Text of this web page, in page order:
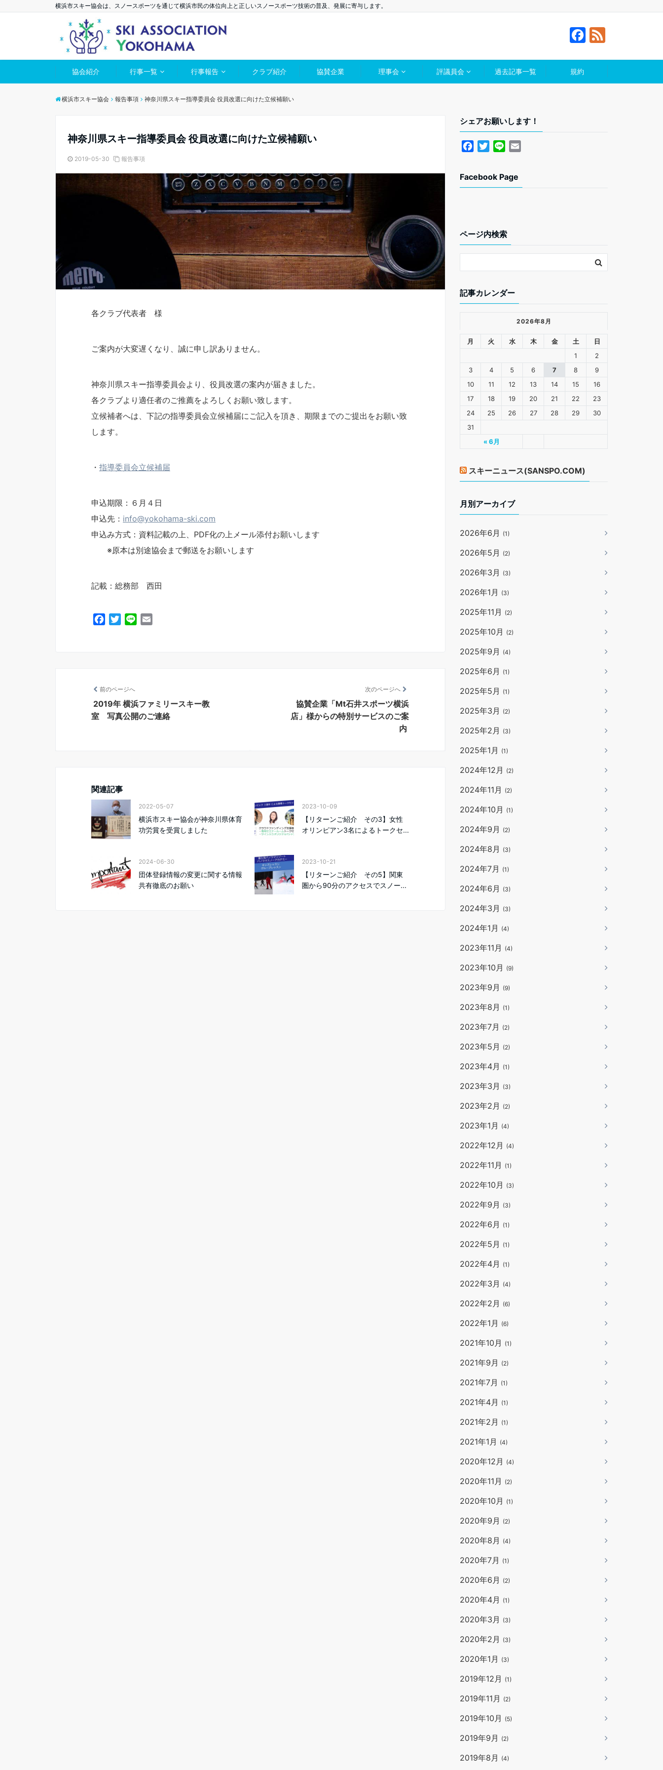
横浜市スキー協会は、スノースポーツを通じて横浜市民の体位向上と正しいスノースポーツ技術の普及、発展に寄与します。
F
c
e
F
e
d
協会紹介 行事一覧 行事報告 クラブ紹介 協賛企業 理事会 評議員会 過去記事一覧 規約
横浜市スキー協会 報告事項 神奈川県スキー指導委員会 役員改選に向けた立候補願い
神奈川県スキー指導委員会 役員改選に向けた立候補願い
2019-05-30 報告事項
各クラブ代表者 様
ご案内が大変遅くなり、誠に申し訳ありません。
神奈川県スキー指導委員会より、役員改選の案内が届きました。
各クラブより適任者のご推薦をよろしくお願い致します。
立候補者へは、下記の指導委員会立候補届にご記入を頂き、期限までのご提出をお願い致
します。
・ 指導委員会立候補届
申込期限：６月４日
申込先： info@yokohama-ski.com
申込み方式：資料記載の上、PDF化の上メール添付お願いします
※原本は別途協会まで郵送をお願いします
記載：総務部 西田
o
k
r
前のページへ
2019年 横浜ファミリースキー教
室 写真公開のご連絡
次のページへ
協賛企業「Mt石井スポーツ横浜
店」様からの特別サービスのご案
内
関連記事
2022-05-07
横浜市スキー協会が神奈川県体育
功労賞を受賞しました
2023-10-09
【リターンご紹介 その3】女性
オリンピアン3名によるトークセ...
2024-06-30
団体登録情報の変更に関する情報
共有徹底のお願い
2023-10-21
【リターンご紹介 その5】関東
圏から90分のアクセスでスノー...
シェアお願いします！
e
k
t
e
Facebook Page
ページ内検索
記事カレンダー
2026年8月
月 火 水 木 金 土 日
« 6月
1
2
3
4 5 6 7 8
9
10
11 12 13 14 15
16
17
18 19 20 21 22
23
24
25 26 27 28 29
30
31
スキーニュース(SANSPO.COM)
月別アーカイブ
2026年6月 (1)
2026年5月 (2)
2026年3月 (3)
2026年1月 (3)
2025年11月 (2)
2025年10月 (2)
2025年9月 (4)
2025年6月 (1)
2025年5月 (1)
2025年3月 (2)
2025年2月 (3)
2025年1月 (1)
2024年12月 (2)
2024年11月 (2)
2024年10月 (1)
2024年9月 (2)
2024年8月 (3)
2024年7月 (1)
2024年6月 (3)
2024年3月 (3)
2024年1月 (4)
2023年11月 (4)
2023年10月 (9)
2023年9月 (9)
2023年8月 (1)
2023年7月 (2)
2023年5月 (2)
2023年4月 (1)
2023年3月 (3)
2023年2月 (2)
2023年1月 (4)
2022年12月 (4)
2022年11月 (1)
2022年10月 (3)
2022年9月 (3)
2022年6月 (1)
2022年5月 (1)
2022年4月 (1)
2022年3月 (4)
2022年2月 (6)
2022年1月 (6)
2021年10月 (1)
2021年9月 (2)
2021年7月 (1)
2021年4月 (1)
2021年2月 (1)
2021年1月 (4)
2020年12月 (4)
2020年11月 (2)
2020年10月 (1)
2020年9月 (2)
2020年8月 (4)
2020年7月 (1)
2020年6月 (2)
2020年4月 (1)
2020年3月 (3)
2020年2月 (3)
2020年1月 (3)
2019年12月 (1)
2019年11月 (2)
2019年10月 (5)
2019年9月 (2)
2019年8月 (4)